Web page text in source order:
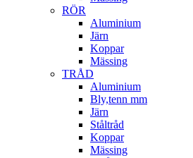
RÖR
Aluminium
Järn
Koppar
Mässing
TRÅD
Aluminium
Bly,tenn mm
Järn
Ståltråd
Koppar
Mässing